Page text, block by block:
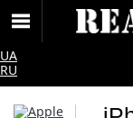
UA
RU